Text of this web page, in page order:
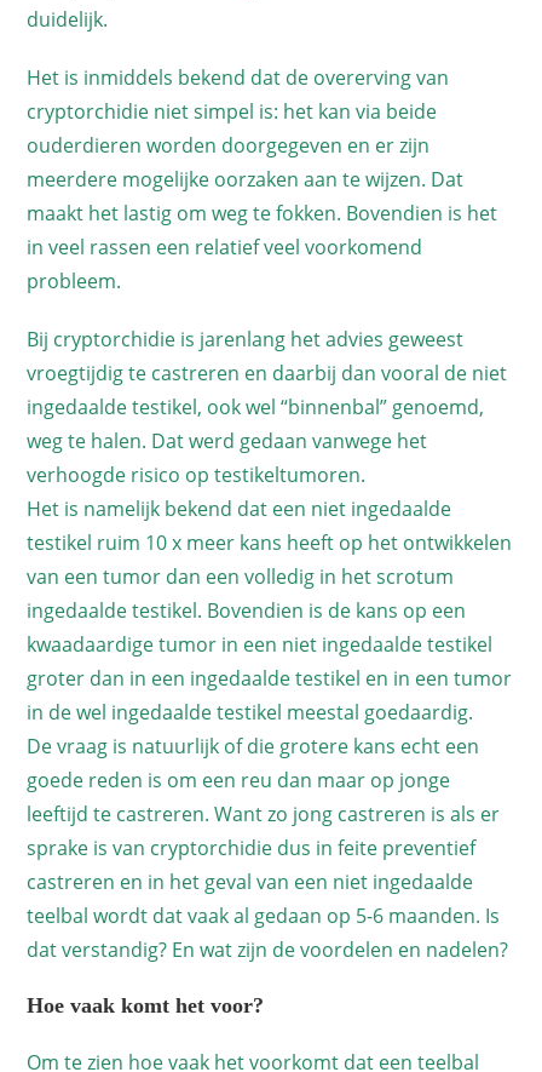
duidelijk.
Het is inmiddels bekend dat de overerving van
cryptorchidie niet simpel is: het kan via beide
ouderdieren worden doorgegeven en er zijn
meerdere mogelijke oorzaken aan te wijzen. Dat
maakt het lastig om weg te fokken. Bovendien is het
in veel rassen een relatief veel voorkomend
probleem.
Bij cryptorchidie is jarenlang het advies geweest
vroegtijdig te castreren en daarbij dan vooral de niet
ingedaalde testikel, ook wel “binnenbal” genoemd,
weg te halen. Dat werd gedaan vanwege het
verhoogde risico op testikeltumoren.
Het is namelijk bekend dat een niet ingedaalde
testikel ruim 10 x meer kans heeft op het ontwikkelen
van een tumor dan een volledig in het scrotum
ingedaalde testikel. Bovendien is de kans op een
kwaadaardige tumor in een niet ingedaalde testikel
groter dan in een ingedaalde testikel en in een tumor
in de wel ingedaalde testikel meestal goedaardig.
De vraag is natuurlijk of die grotere kans echt een
goede reden is om een reu dan maar op jonge
leeftijd te castreren. Want zo jong castreren is als er
sprake is van cryptorchidie dus in feite preventief
castreren en in het geval van een niet ingedaalde
teelbal wordt dat vaak al gedaan op 5-6 maanden. Is
dat verstandig? En wat zijn de voordelen en nadelen?
Hoe vaak komt het voor?
Om te zien hoe vaak het voorkomt dat een teelbal